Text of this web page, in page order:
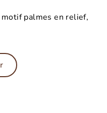
palmes en relief,